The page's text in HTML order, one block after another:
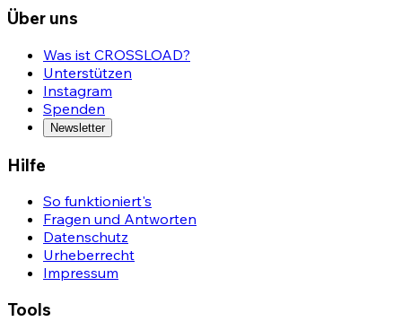
Über uns
Was ist CROSSLOAD?
Unterstützen
Instagram
Spenden
Newsletter
Hilfe
So funktioniert's
Fragen und Antworten
Datenschutz
Urheberrecht
Impressum
Tools